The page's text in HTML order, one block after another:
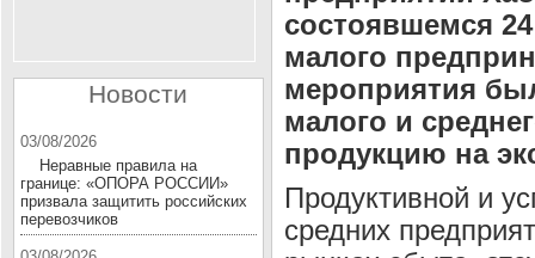
состоявшемся
малого
мероприятия
малого и
продукцию на
Продуктивной и
средних
Новости
03/08/2026
Неравные правила на
границе: «ОПОРА РОССИИ»
призвала защитить российских
перевозчиков